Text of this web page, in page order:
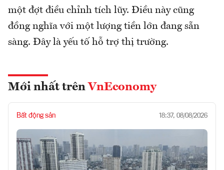
một đợt điều chỉnh tích lũy. Điều này cũng
đồng nghĩa với một lượng tiền lớn đang sẵn
sàng. Đây là yếu tố hỗ trợ thị trường.
Mới nhất trên VnEconomy
Bất động sản 18:37, 08/08/2026